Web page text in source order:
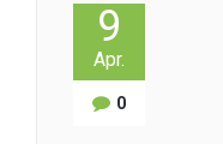
9
Apr.
0